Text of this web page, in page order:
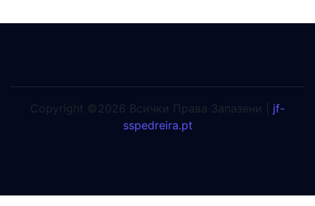
Copyright ©2026 Всички Права Запазени | jf-
sspedreira.pt